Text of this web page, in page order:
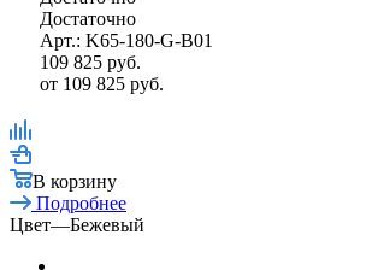
Достаточно
Арт.: K65-180-G-B01
109 825 руб.
от 109 825 руб.
В корзину
Подробнее
Цвет—Бежевый